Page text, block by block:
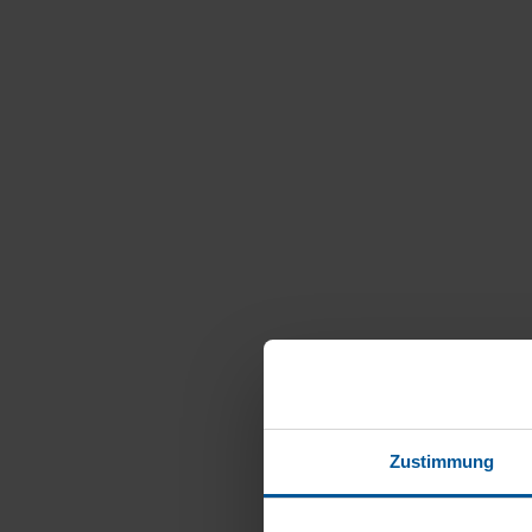
Zustimmung